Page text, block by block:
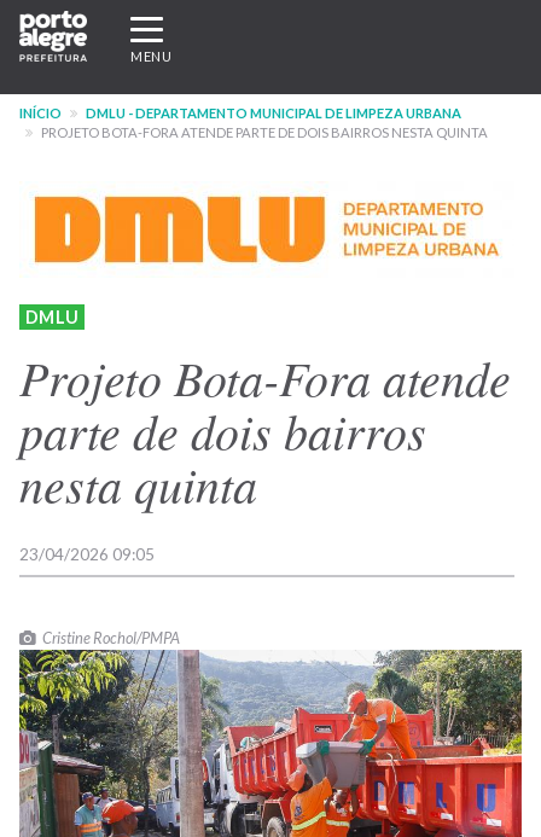
Pular
para
conteúdo
principal
Expandir/recolher
navegação
MENU
INÍCIO
DMLU - DEPARTAMENTO MUNICIPAL DE LIMPEZA URBANA
PROJETO BOTA-FORA ATENDE PARTE DE DOIS BAIRROS NESTA QUINTA
DMLU
Projeto Bota-Fora atende
parte de dois bairros
nesta quinta
23/04/2026 09:05
Cristine Rochol/PMPA